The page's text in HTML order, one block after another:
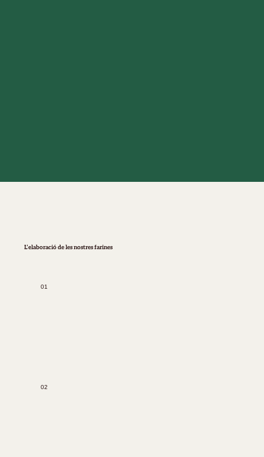
L’elaboració de les nostres farines
01
02